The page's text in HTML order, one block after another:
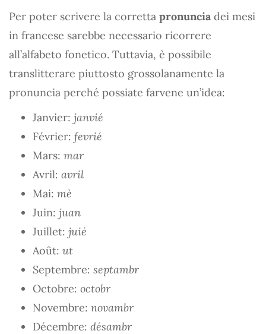
Per poter scrivere la corretta pronuncia dei mesi
in francese sarebbe necessario ricorrere
all’alfabeto fonetico. Tuttavia, è possibile
translitterare piuttosto grossolanamente la
pronuncia perché possiate farvene un’idea:
Janvier: janvié
Février: fevrié
Mars: mar
Avril: avril
Mai: mè
Juin: juan
Juillet: juié
Août: ut
Septembre: septambr
Octobre: octobr
Novembre: novambr
Décembre: désambr